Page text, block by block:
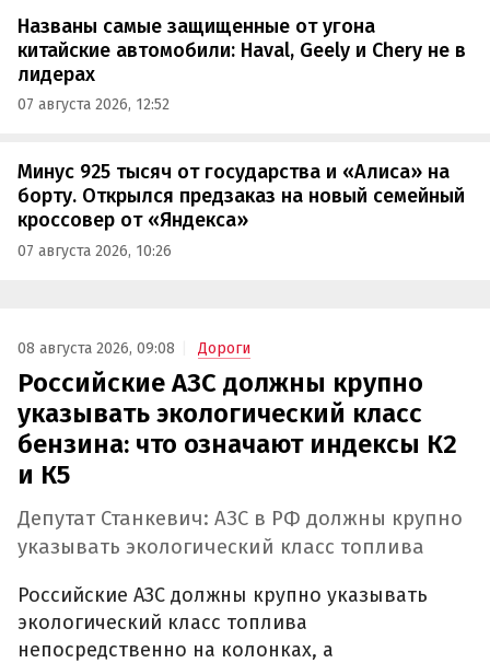
Названы самые защищенные от угона
китайские автомобили: Haval, Geely и Chery не в
лидерах
07 августа 2026, 12:52
Минус 925 тысяч от государства и «Алиса» на
борту. Открылся предзаказ на новый семейный
кроссовер от «Яндекса»
07 августа 2026, 10:26
08 августа 2026, 09:08 Дороги
Российские АЗС должны крупно
указывать экологический класс
бензина: что означают индексы К2
и К5
Депутат Станкевич: АЗС в РФ должны крупно
указывать экологический класс топлива
Российские АЗС должны крупно указывать
экологический класс топлива
непосредственно на колонках, а